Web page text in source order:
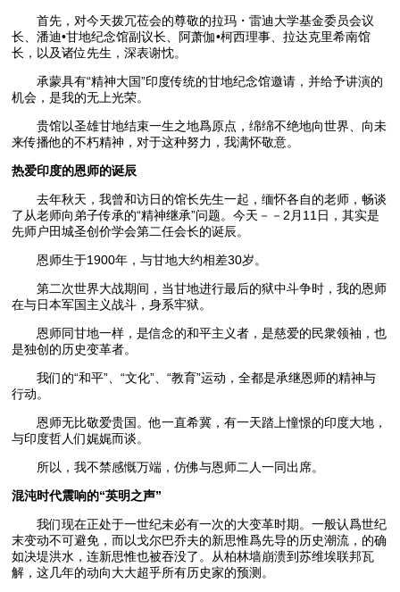
首先，对今天拨冗莅会的尊敬的拉玛・雷迪大学基金委员会议
长、潘迪•甘地纪念馆副议长、阿萧伽•柯西理事、拉达克里希南馆
长，以及诸位先生，深表谢忱。
承蒙具有“精神大国”印度传统的甘地纪念馆邀请，并给予讲演的
机会，是我的无上光荣。
贵馆以圣雄甘地结束一生之地爲原点，绵绵不绝地向世界、向未
来传播他的不朽精神，对于这种努力，我满怀敬意。
热爱印度的恩师的诞辰
去年秋天，我曾和访日的馆长先生一起，缅怀各自的老师，畅谈
了从老师向弟子传承的“精神继承”问题。今天－－2月11日，其实是
先师户田城圣创价学会第二任会长的诞辰。
恩师生于1900年，与甘地大约相差30岁。
第二次世界大战期间，当甘地进行最后的狱中斗争时，我的恩师
在与日本军国主义战斗，身系牢狱。
恩师同甘地一样，是信念的和平主义者，是慈爱的民衆领袖，也
是独创的历史变革者。
我们的“和平”、“文化”、“教育”运动，全都是承继恩师的精神与
行动。
恩师无比敬爱贵国。他一直希冀，有一天踏上憧憬的印度大地，
与印度哲人们娓娓而谈。
所以，我不禁感慨万端，仿佛与恩师二人一同出席。
混沌时代震响的“英明之声”
我们现在正处于一世纪未必有一次的大变革时期。一般认爲世纪
末变动不可避免，而以戈尔巴乔夫的新思惟爲先导的历史潮流，的确
如决堤洪水，连新思惟也被吞没了。从柏林墙崩溃到苏维埃联邦瓦
解，这几年的动向大大超乎所有历史家的预测。